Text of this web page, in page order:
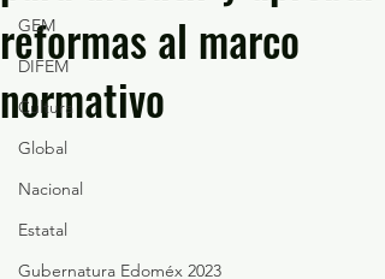
GEM
DIFEM
Cultura
Global
Nacional
Estatal
Gubernatura Edoméx 2023
reformas al marco
normativo